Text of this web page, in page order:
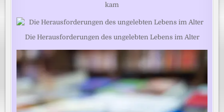
kam
Die Herausforderungen des ungelebten Lebens im Alter